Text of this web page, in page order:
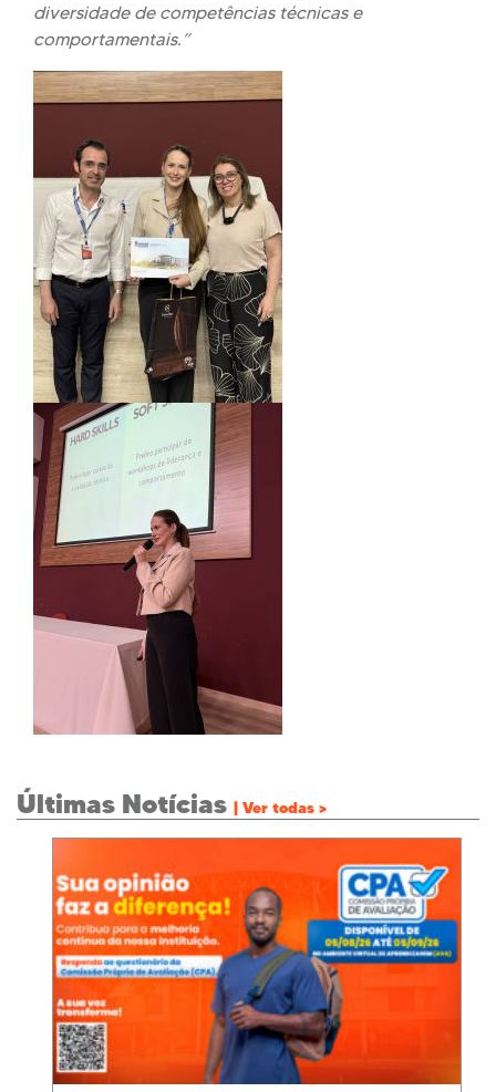
diversidade de competências técnicas e
comportamentais.”
Últimas Notícias | Ver todas >